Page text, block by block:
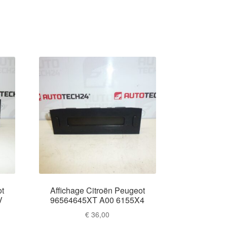
Affichage Citroën Peugeot
96564645XT A00 6155X4
€ 36,00